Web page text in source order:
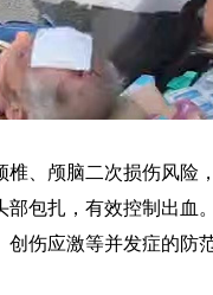
、颅脑二次损伤风险
包扎，有效控制出血
伤应激等并发症的防范